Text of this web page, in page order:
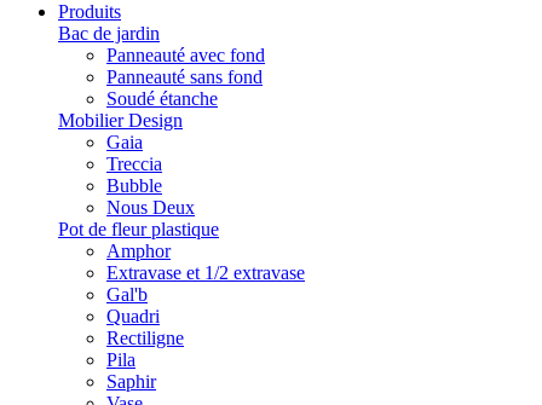
Produits
Bac de jardin
Panneauté avec fond
Panneauté sans fond
Soudé étanche
Mobilier Design
Gaia
Treccia
Bubble
Nous Deux
Pot de fleur plastique
Amphor
Extravase et 1/2 extravase
Gal'b
Quadri
Rectiligne
Pila
Saphir